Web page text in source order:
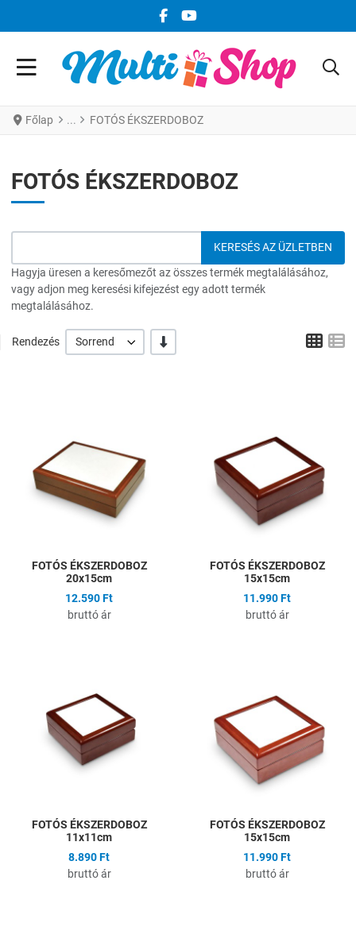
FACEBOOK KÖZÖSSÉGI LINK
YOUTUBE KÖZÖSSÉGI LINK
Főlap FOTÓS ÉKSZERDOBOZ
FOTÓS ÉKSZERDOBOZ
Hagyja üresen a keresőmezőt az összes termék megtalálásához,
vagy adjon meg keresési kifejezést egy adott termék
megtalálásához.
Rendezés Sorrend -/+ Grid
Gyors nézet
FOTÓS ÉKSZERDOBOZ
20x15cm
12.590 Ft
bruttó ár
FOTÓS ÉKSZERDOBOZ
15x15cm
11.990 Ft
bruttó ár
Gyors nézet
FOTÓS ÉKSZERDOBOZ
11x11cm
8.890 Ft
bruttó ár
FOTÓS ÉKSZERDOBOZ
15x15cm
11.990 Ft
bruttó ár